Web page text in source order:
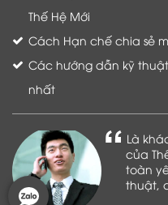
Thế Hệ Mới
Cách Hạn chế chia sẻ
Các hướng dẫn kỹ
nhất
Là
của
toàn
thuật,